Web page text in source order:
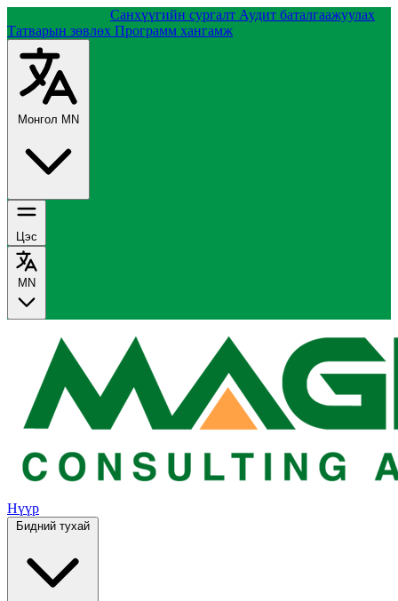
Санхүүгийн сургалт Аудит баталгаажуулах
Татварын зөвлөх Программ хангамж
Монгол MN
Цэс
MN
Нүүр
Бидний тухай